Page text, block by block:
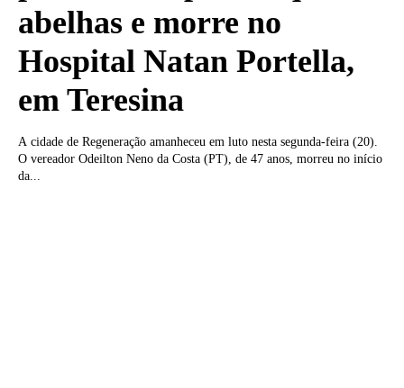
abelhas e morre no
Hospital Natan Portella,
em Teresina
A cidade de Regeneração amanheceu em luto nesta segunda-feira (20).
O vereador Odeilton Neno da Costa (PT), de 47 anos, morreu no início
da...